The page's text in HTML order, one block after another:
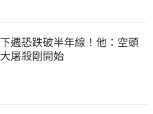
下週恐跌破半年線！他：空頭
大屠殺剛開始